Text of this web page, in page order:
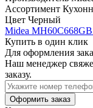
Ассортимент
Цвет Черный
Midea
Купить в один клик
Для оформления
Наш менеджер
заказу.
Оформить заказ